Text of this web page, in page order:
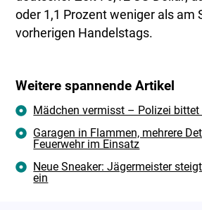
oder 1,1 Prozent weniger als am
vorherigen Handelstags.
Weitere spannende Artikel
Mädchen vermisst – Polizei
Garagen in Flammen, mehrere
Feuerwehr im Einsatz
Neue Sneaker: Jägermeister
ein